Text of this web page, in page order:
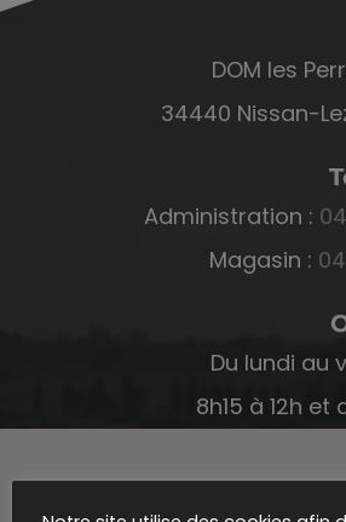
DOM les
34440 Nissan-
Administration :
Magasin :
Du lundi au
8h15 à 12h et